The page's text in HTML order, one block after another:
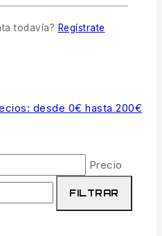
desde 0€ hasta 200€
Precio
FILTRAR
todavía? Regístrate